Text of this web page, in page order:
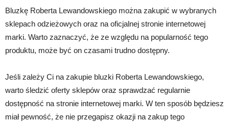
Bluzkę Roberta Lewandowskiego można zakupić w wybranych
sklepach odzieżowych oraz na oficjalnej stronie internetowej
marki. Warto zaznaczyć, że ze względu na popularność tego
produktu, może być on czasami trudno dostępny.
Jeśli zależy Ci na zakupie bluzki Roberta Lewandowskiego,
warto śledzić oferty sklepów oraz sprawdzać regularnie
dostępność na stronie internetowej marki. W ten sposób będziesz
miał pewność, że nie przegapisz okazji na zakup tego